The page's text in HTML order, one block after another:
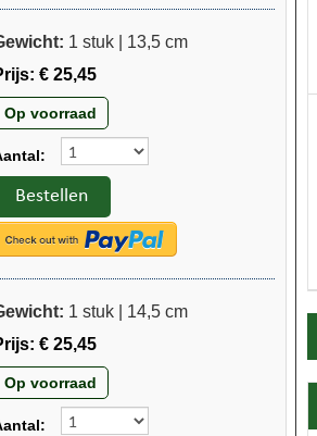
1 stuk | 13,5 cm
€ 25,45
Op voorraad
Bestellen
1 stuk | 14,5 cm
€ 25,45
Op voorraad